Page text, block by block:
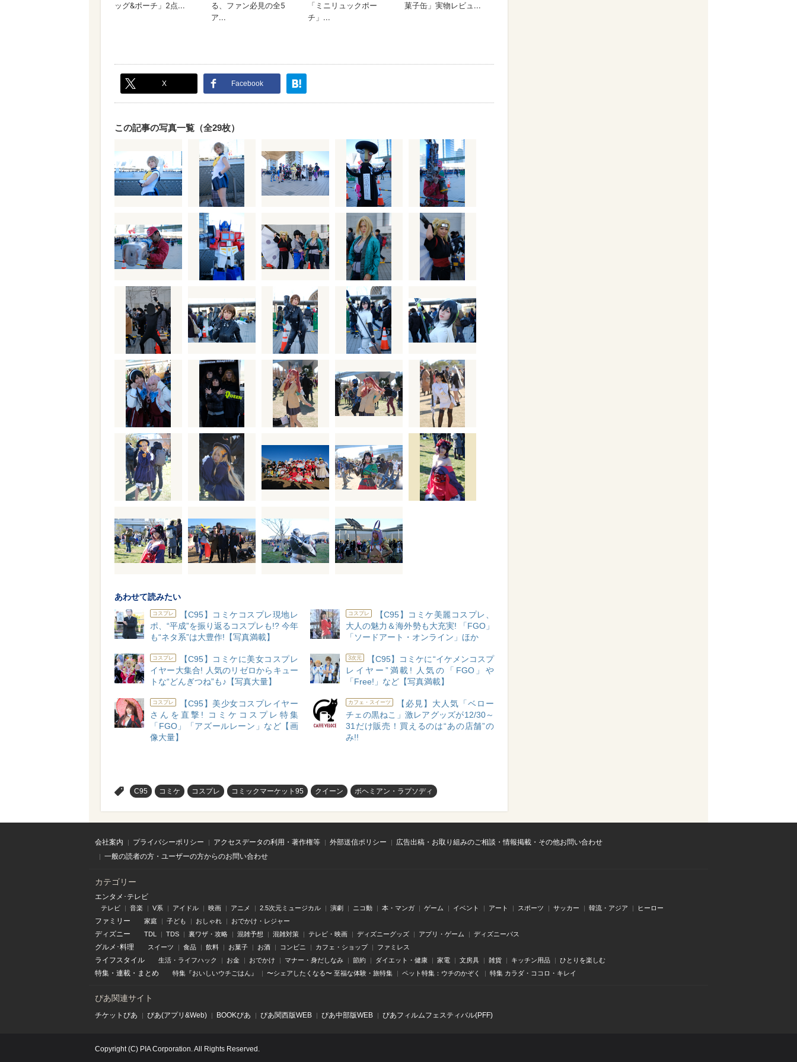
X Facebook
この記事の写真一覧（全29枚）
あわせて読みたい
コスプレ
【C95】コミケコスプレ現地レ
ポ、“平成”を振り返るコスプレも!? 今年
も“ネタ系”は大豊作!【写真満載】
コスプレ
【C95】コミケ美麗コスプレ、
大人の魅力＆海外勢も大充実! 「FGO」
「ソードアート・オンライン」ほか
コスプレ
【C95】コミケに美女コスプレ
イヤー大集合! 人気のリゼロからキュー
トな“どんぎつね”も♪【写真大量】
3次元
【C95】コミケに“イケメンコスプ
レイヤー”満載! 人気の「FGO」や
「Free!」など【写真満載】
コスプレ
【C95】美少女コスプレイヤー
さんを直撃! コミケコスプレ特集
「FGO」「アズールレーン」など【画
像大量】
カフェ・スイーツ
【必見】大人気「ベロー
チェの黒ねこ」激レアグッズが12/30～
31だけ販売！買えるのは“あの店舗”の
み!!
C95 コミケ コスプレ コミックマーケット95 クイーン ボヘミアン・ラプソディ
会社案内 プライバシーポリシー アクセスデータの利用・著作権等 外部送信ポリシー
広告出稿・お取り組みのご相談・情報掲載・その他お問い合わせ
一般の読者の方・ユーザーの方からのお問い合わせ
カテゴリー
エンタメ･テレビ
テレビ 音楽 V系 アイドル 映画 アニメ 2.5次元ミュージカル 演劇 ニコ動 本・マンガ ゲーム イベント アート スポーツ サッカー 韓流・アジア ヒーロー
ファミリー 家庭 子ども おしゃれ おでかけ・レジャー
ディズニー TDL TDS 裏ワザ・攻略 混雑予想 混雑対策 テレビ・映画 ディズニーグッズ アプリ・ゲーム ディズニーパス
グルメ･料理 スイーツ 食品 飲料 お菓子 お酒 コンビニ カフェ・ショップ ファミレス
ライフスタイル 生活・ライフハック お金 おでかけ マナー・身だしなみ 節約 ダイエット・健康 家電 文房具 雑貨 キッチン用品 ひとりを楽しむ
特集 ・ 連載 ・ まとめ 特集『おいしいウチごはん』 〜シェアしたくなる〜 至福な体験・旅特集 ペット特集：ウチのかぞく 特集 カラダ・ココロ・キレイ
ぴあ関連サイト
チケットぴあ ぴあ(アプリ&Web) BOOKぴあ ぴあ関⻄版WEB ぴあ中部版WEB ぴあフィルムフェスティバル(PFF)
Copyright (C) PIA Corporation. All Rights Reserved.